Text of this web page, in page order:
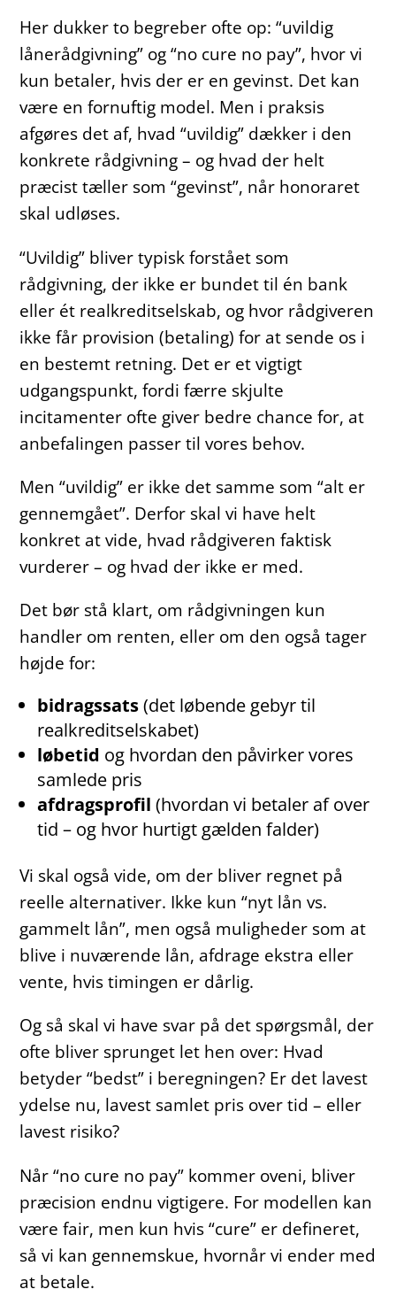
Her dukker to begreber ofte op: “uvildig
lånerådgivning” og “no cure no pay”, hvor vi
kun betaler, hvis der er en gevinst. Det kan
være en fornuftig model. Men i praksis
afgøres det af, hvad “uvildig” dækker i den
konkrete rådgivning – og hvad der helt
præcist tæller som “gevinst”, når honoraret
skal udløses.
“Uvildig” bliver typisk forstået som
rådgivning, der ikke er bundet til én bank
eller ét realkreditselskab, og hvor rådgiveren
ikke får provision (betaling) for at sende os i
en bestemt retning. Det er et vigtigt
udgangspunkt, fordi færre skjulte
incitamenter ofte giver bedre chance for, at
anbefalingen passer til vores behov.
Men “uvildig” er ikke det samme som “alt er
gennemgået”. Derfor skal vi have helt
konkret at vide, hvad rådgiveren faktisk
vurderer – og hvad der ikke er med.
Det bør stå klart, om rådgivningen kun
handler om renten, eller om den også tager
højde for:
bidragssats(det løbende gebyr til
realkreditselskabet)
løbetid og hvordan den påvirker vores
samlede pris
afdragsprofil (hvordan vi betaler af over
tid – og hvor hurtigt gælden falder)
Vi skal også vide, om der bliver regnet på
reelle alternativer. Ikke kun “nyt lån vs.
gammelt lån”, men også muligheder som at
blive i nuværende lån, afdrage ekstra eller
vente, hvis timingen er dårlig.
Og så skal vi have svar på det spørgsmål, der
ofte bliver sprunget let hen over: Hvad
betyder “bedst” i beregningen? Er det lavest
ydelse nu, lavest samlet pris over tid – eller
lavest risiko?
Når “no cure no pay” kommer oveni, bliver
præcision endnu vigtigere. For modellen kan
være fair, men kun hvis “cure” er defineret,
så vi kan gennemskue, hvornår vi ender med
at betale.